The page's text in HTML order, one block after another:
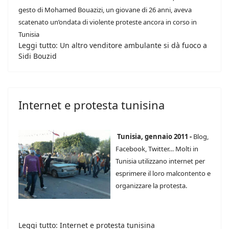
gesto di Mohamed Bouazizi, un giovane di 26 anni, aveva
scatenato un’ondata di violente proteste ancora in corso in
Tunisia
Leggi tutto: Un altro venditore ambulante si dà fuoco a
Sidi Bouzid
Internet e protesta tunisina
Tunisia, gennaio 2011 - Blog,
Facebook, Twitter… Molti in
Tunisia utilizzano internet per
esprimere il loro malcontento e
organizzare la protesta.
Leggi tutto: Internet e protesta tunisina